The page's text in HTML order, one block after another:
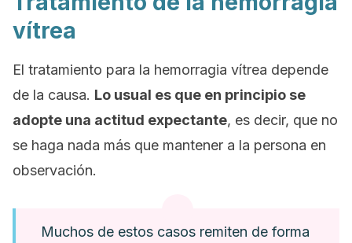
vítrea
El tratamiento para la hemorragia vítrea depende
de la causa. Lo usual es que en principio se
adopte una actitud expectante, es decir, que no
se haga nada más que mantener a la persona en
observación.
Muchos de estos casos remiten de forma